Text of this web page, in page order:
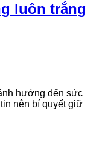
luôn trắng
hưởng đến sức
nên bí quyết giữ